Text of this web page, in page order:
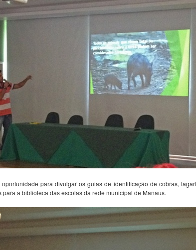
para divulgar os guias de identificação de cobras,
para a biblioteca das escolas da rede municipal de Manaus.